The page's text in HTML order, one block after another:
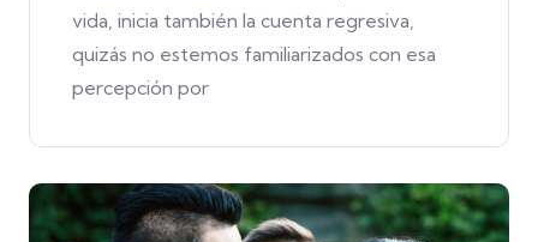
vida, inicia también la cuenta regresiva,
quizás no estemos familiarizados con esa
percepción por